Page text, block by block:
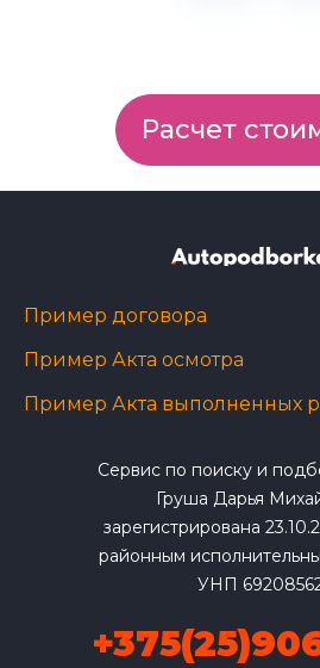
Расчет
Пример договора
Пример Акта осмотра
Пример Акта выполненных
Сервис по поиску и
Груша Дарья
зарегистрирована
районным
УНП